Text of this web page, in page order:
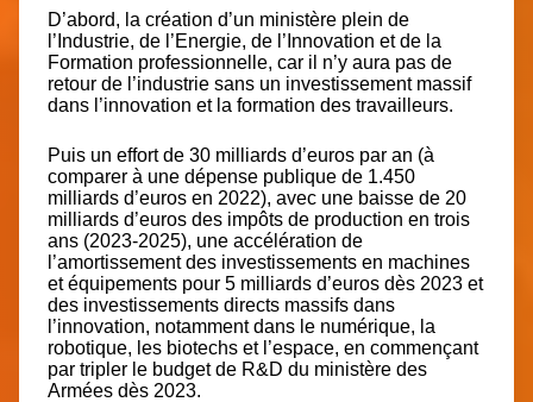
D’abord, la création d’un ministère plein de
l’Industrie, de l’Energie, de l’Innovation et de la
Formation professionnelle, car il n’y aura pas de
retour de l’industrie sans un investissement massif
dans l’innovation et la formation des travailleurs.
Puis un effort de 30 milliards d’euros par an (à
comparer à une dépense publique de 1.450
milliards d’euros en 2022), avec une baisse de 20
milliards d’euros des impôts de production en trois
ans (2023-2025), une accélération de
l’amortissement des investissements en machines
et équipements pour 5 milliards d’euros dès 2023 et
des investissements directs massifs dans
l’innovation, notamment dans le numérique, la
robotique, les biotechs et l’espace, en commençant
par tripler le budget de R&D du ministère des
Armées dès 2023.